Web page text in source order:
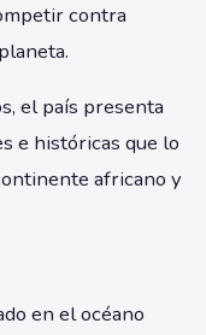
contra
el país presenta
e históricas que lo
africano y
en el océano